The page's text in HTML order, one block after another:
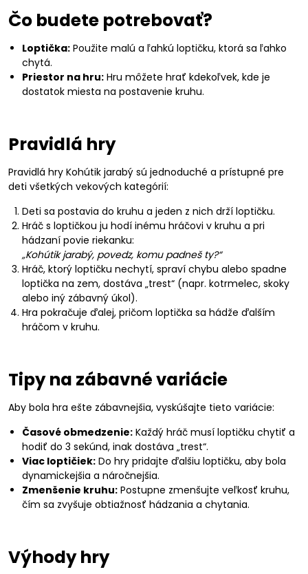
Čo budete potrebovať?
Loptička: Použite malú a ľahkú loptičku, ktorá sa ľahko
chytá.
Priestor na hru: Hru môžete hrať kdekoľvek, kde je
dostatok miesta na postavenie kruhu.
Pravidlá hry
Pravidlá hry Kohútik jarabý sú jednoduché a prístupné pre
deti všetkých vekových kategórií:
Deti sa postavia do kruhu a jeden z nich drží loptičku.
Hráč s loptičkou ju hodí inému hráčovi v kruhu a pri
hádzaní povie riekanku:
„Kohútik jarabý, povedz, komu padneš ty?“
Hráč, ktorý loptičku nechytí, spraví chybu alebo spadne
loptička na zem, dostáva „trest“ (napr. kotrmelec, skoky
alebo iný zábavný úkol).
Hra pokračuje ďalej, pričom loptička sa hádže ďalším
hráčom v kruhu.
Tipy na zábavné variácie
Aby bola hra ešte zábavnejšia, vyskúšajte tieto variácie:
Časové obmedzenie: Každý hráč musí loptičku chytiť a
hodiť do 3 sekúnd, inak dostáva „trest“.
Viac loptičiek: Do hry pridajte ďalšiu loptičku, aby bola
dynamickejšia a náročnejšia.
Zmenšenie kruhu: Postupne zmenšujte veľkosť kruhu,
čím sa zvyšuje obtiažnosť hádzania a chytania.
Výhody hry